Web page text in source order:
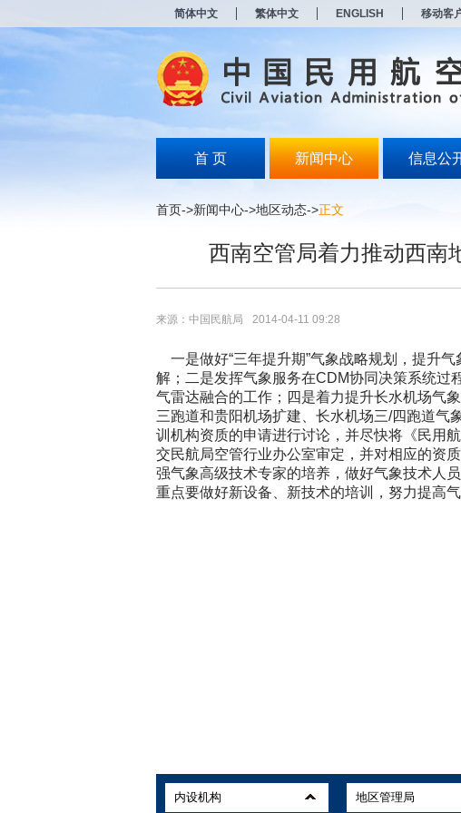
简体中文 繁体中文 ENGLISH 移动客
首 页 新闻中心 信息公
首页->新闻中心->地区动态->正文
西南空管局着力推动西南
来源：中国民航局 2014-04-11 09:28
一是做好“三年提升期”气象战略规划，提升
解；二是发挥气象服务在CDM协同决策系统过
气雷达融合的工作；四是着力提升长水机场气
三跑道和贵阳机场扩建、长水机场三/四跑道气
训机构资质的申请进行讨论，并尽快将《民用
交民航局空管行业办公室审定，并对相应的资
强气象高级技术专家的培养，做好气象技术人
重点要做好新设备、新技术的培训，努力提高气
打
无
障